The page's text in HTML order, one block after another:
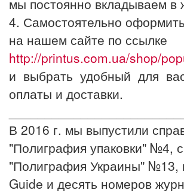
4. Самостоятельно
на нашем сайте по ссылке
http://printus.com.ua/shop/
и выбрать удобный для
оплаты и доставки.
В 2016 г. мы выпустили
"Полиграфия упаковки" №4,
"Полиграфия Украины" №13,
Guide и десять номеров